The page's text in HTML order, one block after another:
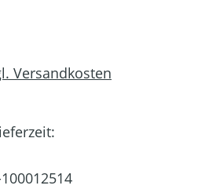
Versandkosten